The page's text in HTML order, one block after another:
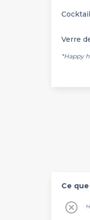
Cocktail
Verre
*Happy
Ce